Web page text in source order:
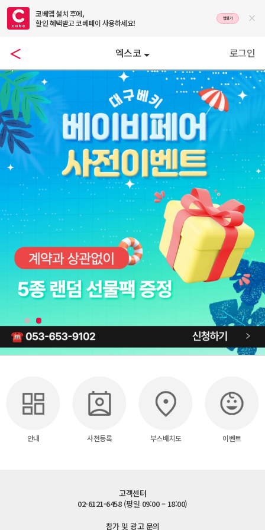
코베앱 설치 후에,
할인 혜택받고 코베페이 사용하세요!
앱열기 
엑스코 로그인
안내 사전등록 부스배치도 이벤트
고객센터
02-6121-6458 (평일 09:00 – 18:00)
참가 및 광고 문의